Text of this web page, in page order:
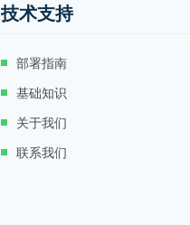
技术支持
部署指南
基础知识
关于我们
联系我们